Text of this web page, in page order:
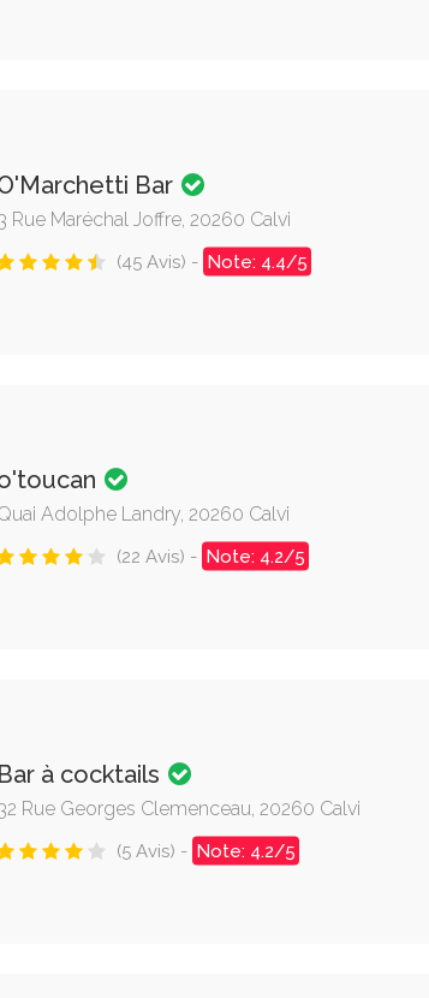
Bar
Rue Maréchal Joffre, 20260 Calvi
(45 Avis) - Note: 4.4/5
Adolphe Landry, 20260 Calvi
(22 Avis) - Note: 4.2/5
Bar à cocktails
Rue Georges Clemenceau, 20260 Calvi
(5 Avis) - Note: 4.2/5